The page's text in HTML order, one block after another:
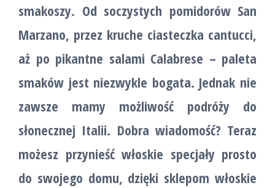
smakoszy. Od soczystych pomidorów San
Marzano, przez kruche ciasteczka cantucci,
aż po pikantne salami Calabrese – paleta
smaków jest niezwykle bogata. Jednak nie
zawsze mamy możliwość podróży do
słonecznej Italii. Dobra wiadomość? Teraz
możesz przynieść włoskie specjały prosto
do swojego domu, dzięki sklepom włoskie